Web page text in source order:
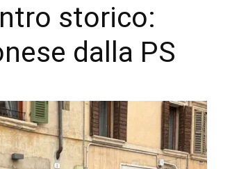
storico:
dalla PS